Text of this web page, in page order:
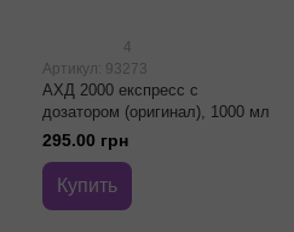
4
Артикул: 93273
АХД 2000 експресс с
дозатором (оригинал), 1000 мл
295.00 грн
Купить